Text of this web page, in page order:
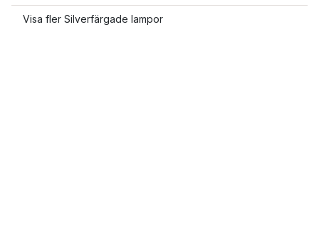
Visa fler Silverfärgade lampor